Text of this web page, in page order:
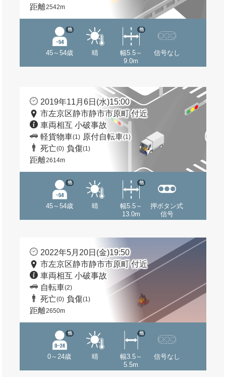
距離2542m
45～54歳
他
晴
幅5.5～
9.0m
他
信号なし
2019年11月6日(水)15:00
市左京区静市静市市原町 付近
車両相互 小破事故
軽貨物車(1) 原付自転車(1)
死亡(0) 負傷(1)
距離2614m
45～54歳
他
晴
幅5.5～
13.0m
他
押ボタン式
信号
2022年5月20日(金)19:50
市左京区静市静市市原町 付近
車両相互 小破事故
自転車(2)
死亡(0) 負傷(1)
距離2650m
0～24歳
他
晴
幅3.5～
5.5m
他
信号なし